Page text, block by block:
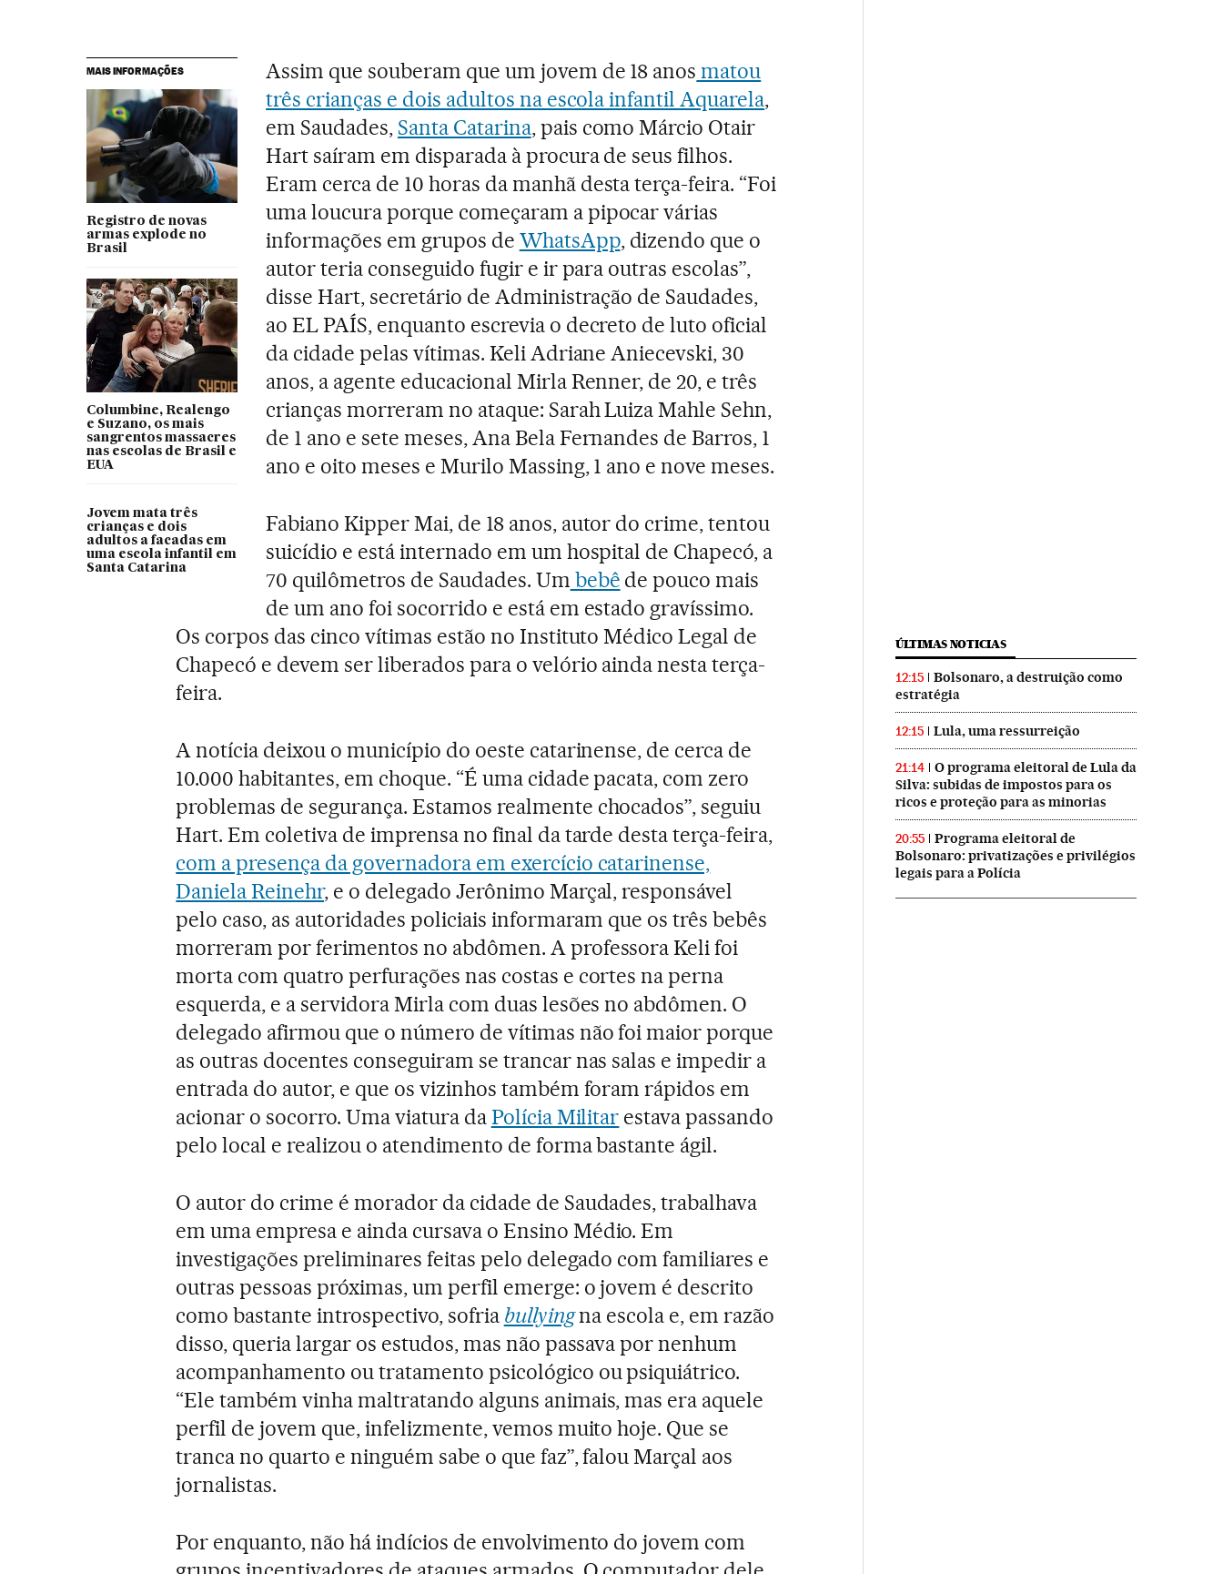
MAIS INFORMAÇÕES
Registro de novas
armas explode no
Brasil
Columbine, Realengo
e Suzano, os mais
sangrentos massacres
nas escolas de Brasil e
EUA
Jovem mata três
crianças e dois
adultos a facadas em
uma escola infantil em
Santa Catarina
Assim que souberam que um jovem de 18 anos matou
três crianças e dois adultos na escola infantil Aquarela,
em Saudades, Santa Catarina, pais como Márcio Otair
Hart saíram em disparada à procura de seus filhos.
Eram cerca de 10 horas da manhã desta terça-feira. “Foi
uma loucura porque começaram a pipocar várias
informações em grupos de WhatsApp, dizendo que o
autor teria conseguido fugir e ir para outras escolas”,
disse Hart, secretário de Administração de Saudades,
ao EL PAÍS, enquanto escrevia o decreto de luto oficial
da cidade pelas vítimas. Keli Adriane Aniecevski, 30
anos, a agente educacional Mirla Renner, de 20, e três
crianças morreram no ataque: Sarah Luiza Mahle Sehn,
de 1 ano e sete meses, Ana Bela Fernandes de Barros, 1
ano e oito meses e Murilo Massing, 1 ano e nove meses.
Fabiano Kipper Mai, de 18 anos, autor do crime, tentou
suicídio e está internado em um hospital de Chapecó, a
70 quilômetros de Saudades. Um bebê de pouco mais
de um ano foi socorrido e está em estado gravíssimo.
Os corpos das cinco vítimas estão no Instituto Médico Legal de
Chapecó e devem ser liberados para o velório ainda nesta terça-
feira.
A notícia deixou o município do oeste catarinense, de cerca de
10.000 habitantes, em choque. “É uma cidade pacata, com zero
problemas de segurança. Estamos realmente chocados”, seguiu
Hart. Em coletiva de imprensa no final da tarde desta terça-feira,
com a presença da governadora em exercício catarinense,
Daniela Reinehr, e o delegado Jerônimo Marçal, responsável
pelo caso, as autoridades policiais informaram que os três bebês
morreram por ferimentos no abdômen. A professora Keli foi
morta com quatro perfurações nas costas e cortes na perna
esquerda, e a servidora Mirla com duas lesões no abdômen. O
delegado afirmou que o número de vítimas não foi maior porque
as outras docentes conseguiram se trancar nas salas e impedir a
entrada do autor, e que os vizinhos também foram rápidos em
acionar o socorro. Uma viatura daPolícia Militar estava passando
pelo local e realizou o atendimento de forma bastante ágil.
O autor do crime é morador da cidade de Saudades, trabalhava
em uma empresa e ainda cursava o Ensino Médio. Em
investigações preliminares feitas pelo delegado com familiares e
outras pessoas próximas, um perfil emerge: o jovem é descrito
como bastante introspectivo, sofria bullyingna escola e, em razão
disso, queria largar os estudos, mas não passava por nenhum
acompanhamento ou tratamento psicológico ou psiquiátrico.
“Ele também vinha maltratando alguns animais, mas era aquele
perfil de jovem que, infelizmente, vemos muito hoje. Que se
tranca no quarto e ninguém sabe o que faz”, falou Marçal aos
jornalistas.
Por enquanto, não há indícios de envolvimento do jovem com
ÚLTIMAS NOTICIAS
12:15
Bolsonaro, a destruição como
estratégia
12:15 Lula, uma ressurreição
21:14
O programa eleitoral de Lula da
Silva: subidas de impostos para os
ricos e proteção para as minorias
20:55
Programa eleitoral de
Bolsonaro: privatizações e privilégios
legais para a Polícia